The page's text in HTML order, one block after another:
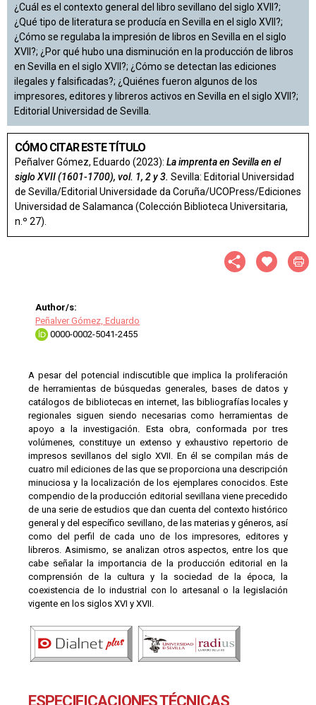
¿Cuál es el contexto general del libro sevillano del siglo XVII?;
¿Qué tipo de literatura se producía en Sevilla en el siglo XVII?;
¿Cómo se regulaba la impresión de libros en Sevilla en el siglo
XVII?; ¿Por qué hubo una disminución en la producción de libros
en Sevilla en el siglo XVII?; ¿Cómo se detectan las ediciones
ilegales y falsificadas?; ¿Quiénes fueron algunos de los
impresores, editores y libreros activos en Sevilla en el siglo XVII?;
Editorial Universidad de Sevilla.
CÓMO CITAR ESTE TÍTULO
Peñalver Gómez, Eduardo (2023): La imprenta en Sevilla en el
siglo XVII (1601-1700), vol. 1, 2 y 3. Sevilla: Editorial Universidad
de Sevilla/Editorial Universidade da Coruña/UCOPress/Ediciones
Universidad de Salamanca (Colección Biblioteca Universitaria,
n.º 27).
Author/s:
Peñalver Gómez, Eduardo
0000-0002-5041-2455
A pesar del potencial indiscutible que implica la proliferación
de herramientas de búsquedas generales, bases de datos y
catálogos de bibliotecas en internet, las bibliografías locales y
regionales siguen siendo necesarias como herramientas de
apoyo a la investigación. Esta obra, conformada por tres
volúmenes, constituye un extenso y exhaustivo repertorio de
impresos sevillanos del siglo XVII. En él se compilan más de
cuatro mil ediciones de las que se proporciona una descripción
minuciosa y la localización de los ejemplares conocidos. Este
compendio de la producción editorial sevillana viene precedido
de una serie de estudios que dan cuenta del contexto histórico
general y del específico sevillano, de las materias y géneros, así
como del perfil de cada uno de los impresores, editores y
libreros. Asimismo, se analizan otros aspectos, entre los que
cabe señalar la importancia de la producción editorial en la
comprensión de la cultura y la sociedad de la época, la
coexistencia de lo industrial con lo artesanal o la legislación
vigente en los siglos XVI y XVII.
ESPECIFICACIONES TÉCNICAS